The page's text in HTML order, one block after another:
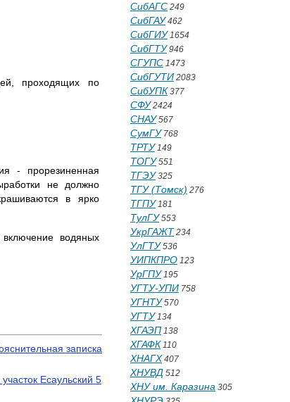
проходящих по
- прорезиненная
не должно
в ярко
водяных
записка
Есаульский 5
СибАГС 249
СибГАУ462
СибГИУ1654
СибГТУ946
СГУПС 1473
СибГУТИ 2083
СибУПК 377
СФУ2424
СНАУ567
СумГУ768
ТРТУ149
ТОГУ551
ТГЭУ325
ТГУ (Томск) 276
ТГПУ181
ТулГУ553
УкрГАЖТ 234
УлГТУ536
УИПКПРО 123
УрГПУ195
УГТУ-УПИ 758
УГНТУ570
УГТУ134
ХГАЭП 138
ХГАФК 110
ХНАГХ 407
ХНУВД 512
ХНУ им. Каразина 305